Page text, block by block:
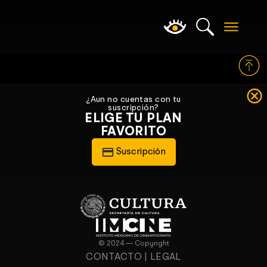
¿Aun no cuentas con tu
suscripción?
ELIGE TU PLAN
FAVORITO
Suscripción
© 2024 — Copyright
CONTACTO LEGAL